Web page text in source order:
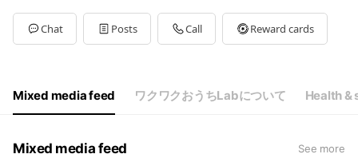
Chat Posts Call Reward cards
Mixed media feed ワクワクおうちLabについて Health &
Mixed media feed See more